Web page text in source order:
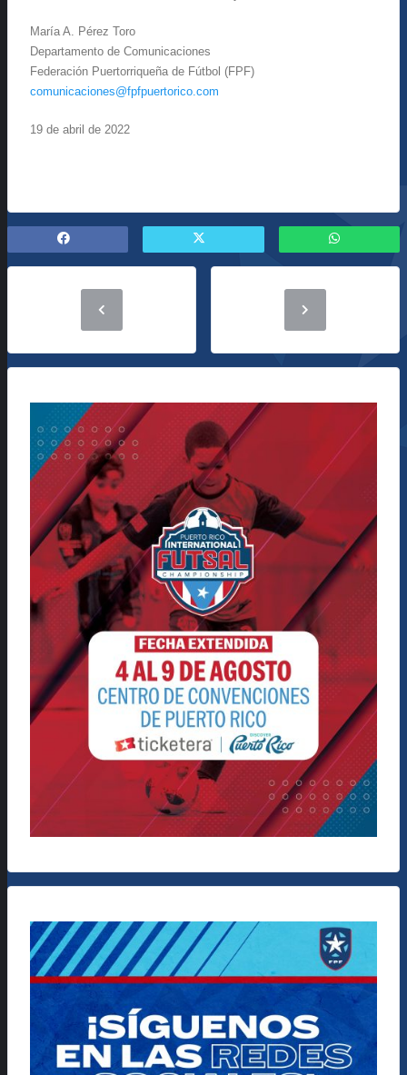
María A. Pérez Toro
Departamento de Comunicaciones
Federación Puertorriqueña de Fútbol (FPF)
comunicaciones@fpfpuertorico.com
19 de abril de 2022